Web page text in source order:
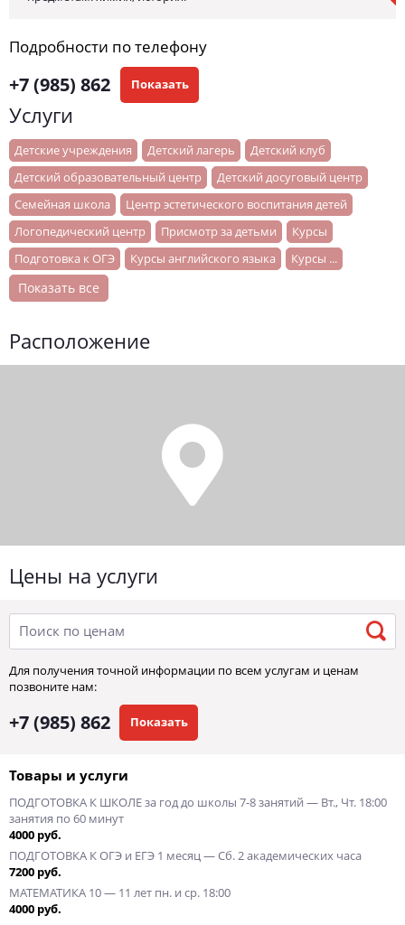
Подробности по телефону
+7 (985) 862 Показать
Услуги
Детские учреждения Детский лагерь
Детский клуб
Детский образовательный центр
Детский досуговый центр
Семейная школа
Центр эстетического воспитания детей
Логопедический центр
Присмотр за детьми
Курсы
Подготовка к ОГЭ
Курсы английского языка Курсы ...
Показать все
Расположение
Цены на услуги
Для получения точной информации по всем услугам и ценам
позвоните нам:
+7 (985) 862 Показать
Товары и услуги
ПОДГОТОВКА К ШКОЛЕ за год до школы 7-8 занятий — Вт., Чт. 18:00
занятия по 60 минут
4000 руб.
ПОДГОТОВКА К ОГЭ и ЕГЭ 1 месяц — Сб. 2 академических часа
7200 руб.
МАТЕМАТИКА 10 — 11 лет пн. и ср. 18:00
4000 руб.